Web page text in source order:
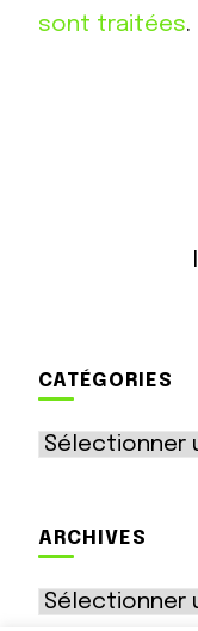
sont traitées.
CATÉGORIES
Catégories
ARCHIVES
Archives